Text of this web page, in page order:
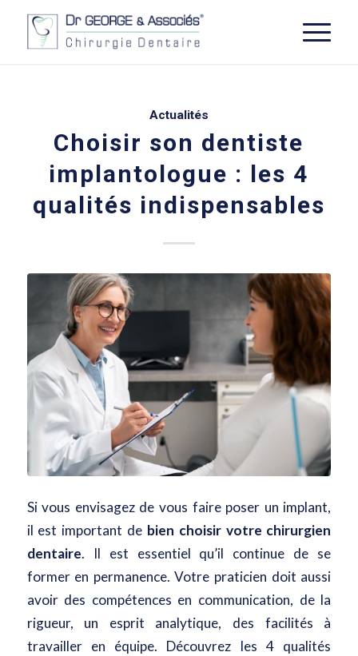
Actualités
Choisir son dentiste
implantologue : les 4
qualités indispensables
Si vous envisagez de vous faire poser un implant,
il est important de bien choisir votre chirurgien
dentaire. Il est essentiel qu’il continue de se
former en permanence. Votre praticien doit aussi
avoir des compétences en communication, de la
rigueur, un esprit analytique, des facilités à
travailler en équipe. Découvrez les 4 qualités